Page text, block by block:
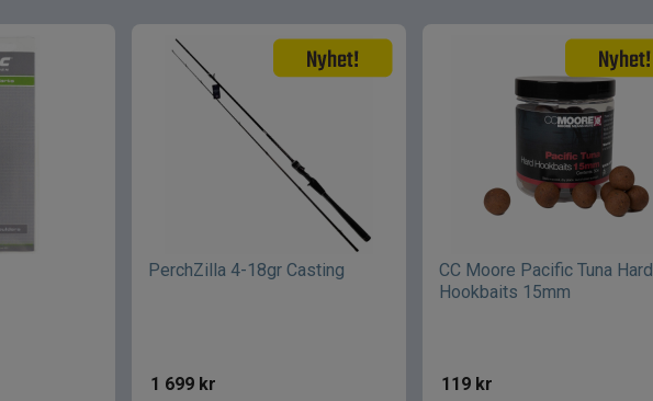
PerchZilla 4-18gr Casting
1 699 kr
CC Moore Pacific Tuna Hard
Hookbaits 15mm
119 kr